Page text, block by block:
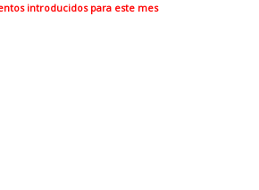
introducidos para este mes